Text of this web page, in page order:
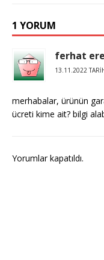
1 YORUM
ferhat
13.11.2022
merhabalar, ürünün
ücreti kime ait? bilgi
Yorumlar kapatıldı.